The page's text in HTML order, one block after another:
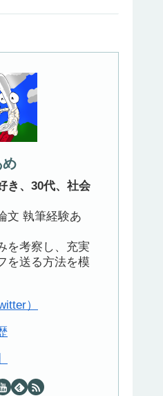
め
き、30代、社会
文 執筆経験あ
を考察し、充実
を送る方法を模
）